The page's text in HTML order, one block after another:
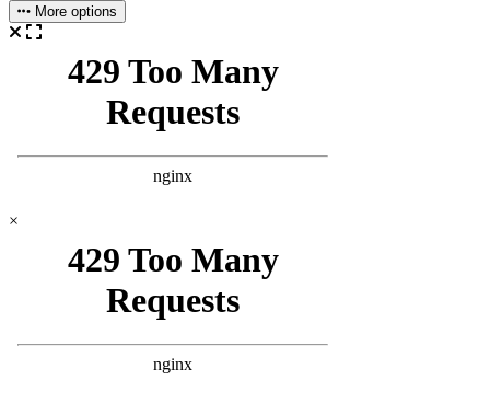
More options
×